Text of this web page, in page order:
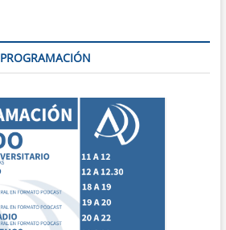
PROGRAMACIÓN